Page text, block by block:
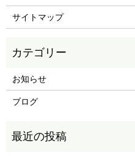
サイトマップ
お知らせ
ブログ